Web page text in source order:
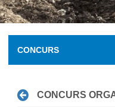
CONCURS
CONCURS